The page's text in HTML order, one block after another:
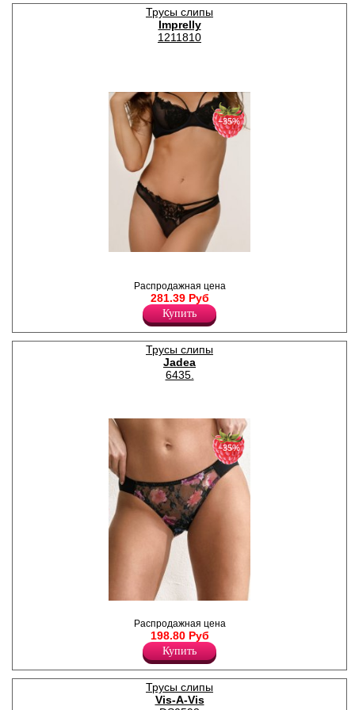
Эластан 18%Трусы слипы
Imprelly
1211810
тонкого кружевного
элемента, выполненого в
стиле макраме. Кружевной
элемент передней детали
нашит на тонкую сетку, по
талии сбоку небольшой
вырез и стреп, уходящий в
боковой шов. Х/б ластовица.
Полиамид 90%
−35%
Распродажная цена
281.39 Руб
Купить
Трусы слипы
Jadea
6435.
хлопка с сетчатым кружевом
на средней части с
цветочным узором.
Полиамид 42%
Хлопок 52%
Эластан 6%
−35%
Распродажная цена
198.80 Руб
Купить
Трусы слипы
Vis-A-Vis